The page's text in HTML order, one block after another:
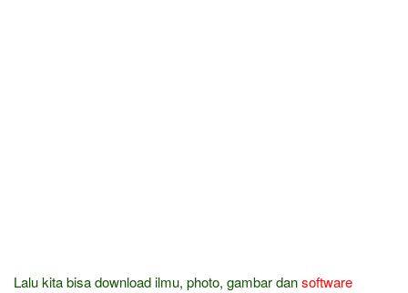
Lalu kita bisa download ilmu, photo, gambar dansoftware